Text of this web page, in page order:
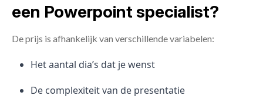
een Powerpoint specialist?
De prijs is afhankelijk van verschillende variabelen:
Het aantal dia’s dat je wenst
De complexiteit van de presentatie